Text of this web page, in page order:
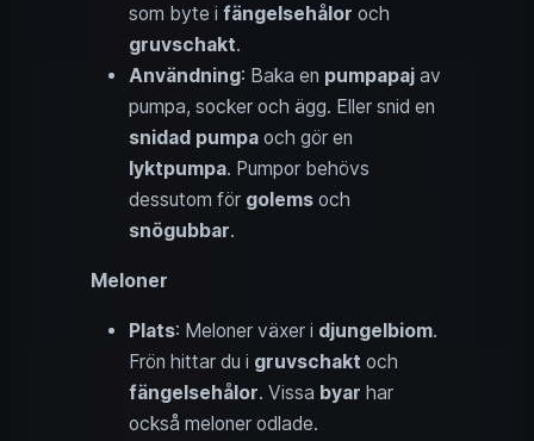
som byte i fängelsehålor och
gruvschakt.
Användning: Baka en pumpapaj av
pumpa, socker och ägg. Eller snid en
snidad pumpa och gör en
lyktpumpa. Pumpor behövs
dessutom för golems och
snögubbar.
Meloner
Plats: Meloner växer i djungelbiom.
Frön hittar du i gruvschakt och
fängelsehålor. Vissa byar har
också meloner odlade.